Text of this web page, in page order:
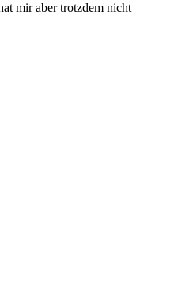
mir aber trotzdem nicht